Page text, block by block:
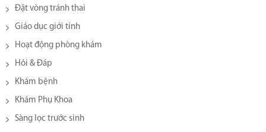
Đặt vòng tránh thai
Giáo dục giới tính
Hoạt động phòng khám
Hỏi & Đáp
Khám bệnh
Khám Phụ Khoa
Sàng lọc trước sinh